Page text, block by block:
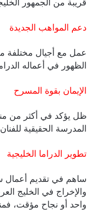
قريبة من الجمهور
دعم المواهب الجديدة
عمل مع أجيال مختلفة
الظهور في أعماله
الإيمان بقوة المسرح
ظل يؤكد في أكثر من
المدرسة الحقيقية
تطوير الدراما الخليجية
ساهم في تقديم أعمال
والإخراج في الخليج
واحد أو نجاح مؤقت،